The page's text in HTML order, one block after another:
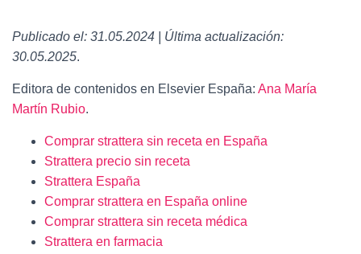
Publicado el: 31.05.2024 | Última actualización:
30.05.2025.
Editora de contenidos en Elsevier España: Ana María
Martín Rubio.
Comprar strattera sin receta en España
Strattera precio sin receta
Strattera España
Comprar strattera en España online
Comprar strattera sin receta médica
Strattera en farmacia